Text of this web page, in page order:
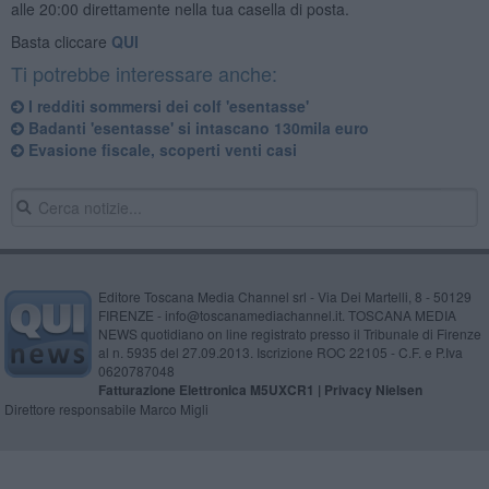
alle 20:00 direttamente nella tua casella di posta.
Basta cliccare QUI
Ti potrebbe interessare anche:
I redditi sommersi dei colf 'esentasse'
Badanti 'esentasse' si intascano 130mila euro
Evasione fiscale, scoperti venti casi
Editore Toscana Media Channel srl - Via Dei Martelli, 8 - 50129
FIRENZE - info@toscanamediachannel.it. TOSCANA MEDIA
NEWS quotidiano on line registrato presso il Tribunale di Firenze
al n. 5935 del 27.09.2013. Iscrizione ROC 22105 - C.F. e P.Iva
0620787048
Fatturazione Elettronica M5UXCR1 | Privacy Nielsen
Direttore responsabile Marco Migli